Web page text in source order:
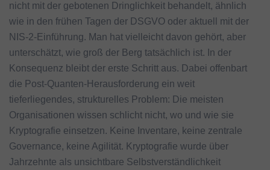
nicht mit der gebotenen Dringlichkeit behandelt, ähnlich
wie in den frühen Tagen der DSGVO oder aktuell mit der
NIS-2-Einführung. Man hat vielleicht davon gehört, aber
unterschätzt, wie groß der Berg tatsächlich ist. In der
Konsequenz bleibt der erste Schritt aus. Dabei offenbart
die Post-Quanten-Herausforderung ein weit
tieferliegendes, strukturelles Problem: Die meisten
Organisationen wissen schlicht nicht, wo und wie sie
Kryptografie einsetzen. Keine Inventare, keine zentrale
Governance, keine Agilität. Kryptografie wurde über
Jahrzehnte als unsichtbare Selbstverständlichkeit